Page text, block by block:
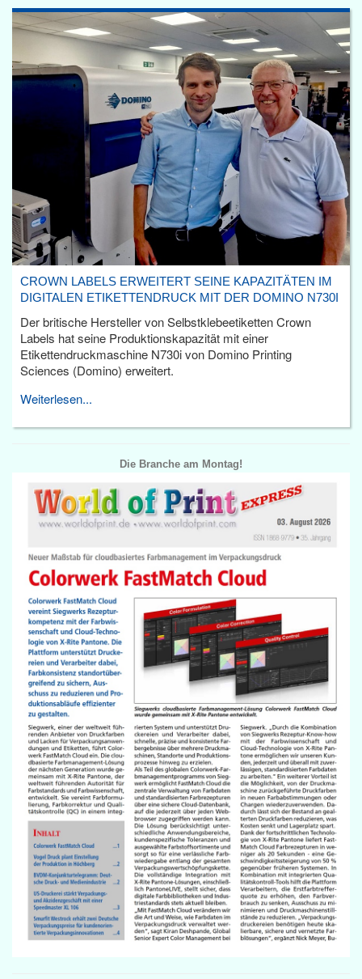
CROWN LABELS ERWEITERT SEINE KAPAZITÄTEN IM
DIGITALEN ETIKETTENDRUCK MIT DER DOMINO N730I
Der britische Hersteller von Selbstklebeetiketten Crown
Labels hat seine Produktionskapazität mit einer
Etikettendruckmaschine N730i von Domino Printing
Sciences (Domino) erweitert.
Weiterlesen...
Die Branche am Montag!